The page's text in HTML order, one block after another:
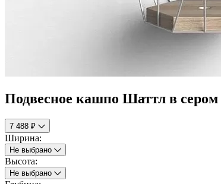
Подвесное кашпо Шаттл в сером
7 488 ₽
Ширина:
Не выбрано
Высота:
Не выбрано